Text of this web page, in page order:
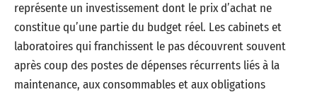
représente un investissement dont le prix d’achat ne
constitue qu’une partie du budget réel. Les cabinets et
laboratoires qui franchissent le pas découvrent souvent
après coup des postes de dépenses récurrents liés à la
maintenance, aux consommables et aux obligations